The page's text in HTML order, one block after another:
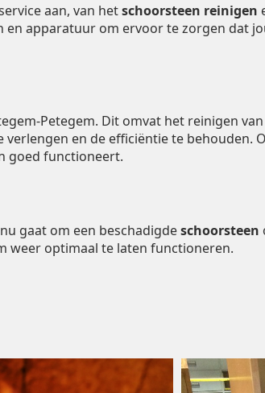
aan, van hetschoorsteen reinigen
en apparatuur om ervoor te zorgen dat
Petegem. Dit omvat het reinigen
en de efficiëntie te behouden.
goed functioneert.
gaat om een beschadigdeschoorsteen
weer optimaal te laten functioneren.